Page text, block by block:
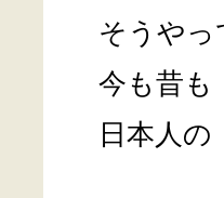
そうやっ
今も昔も
日本人